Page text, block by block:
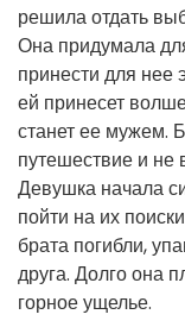
решила отдать
Она придумала
принести для нее
ей принесет
станет ее мужем.
путешествие и не
Девушка начала
пойти на их
брата погибли,
друга. Долго она
горное ущелье.